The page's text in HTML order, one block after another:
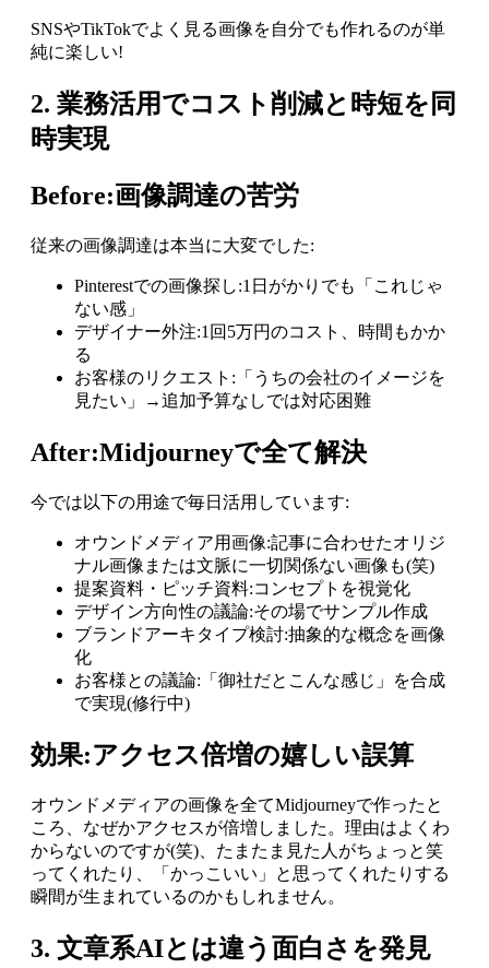
SNSやTikTokでよく見る画像を自分でも作れるのが単
純に楽しい!
2. 業務活用でコスト削減と時短を同
時実現
Before:画像調達の苦労
従来の画像調達は本当に大変でした:
Pinterestでの画像探し:1日がかりでも「これじゃ
ない感」
デザイナー外注:1回5万円のコスト、時間もかか
る
お客様のリクエスト:「うちの会社のイメージを
見たい」→追加予算なしでは対応困難
After:Midjourneyで全て解決
今では以下の用途で毎日活用しています:
オウンドメディア用画像:記事に合わせたオリジ
ナル画像または文脈に一切関係ない画像も(笑)
提案資料・ピッチ資料:コンセプトを視覚化
デザイン方向性の議論:その場でサンプル作成
ブランドアーキタイプ検討:抽象的な概念を画像
化
お客様との議論:「御社だとこんな感じ」を合成
で実現(修行中)
効果:アクセス倍増の嬉しい誤算
オウンドメディアの画像を全てMidjourneyで作ったと
ころ、なぜかアクセスが倍増しました。理由はよくわ
からないのですが(笑)、たまたま見た人がちょっと笑
ってくれたり、「かっこいい」と思ってくれたりする
瞬間が生まれているのかもしれません。
3. 文章系AIとは違う面白さを発見